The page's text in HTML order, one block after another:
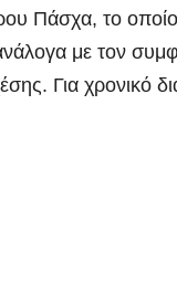
Πάσχα, το οποίο
με τον
Για χρονικό